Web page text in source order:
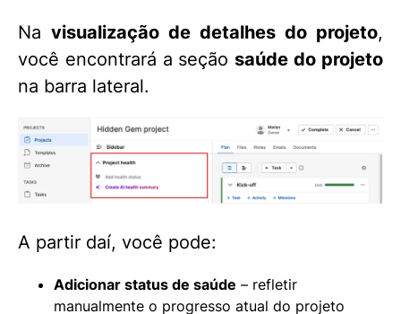
Na visualização de detalhes do projeto,
você encontrará a seçãosaúde do projeto
na barra lateral.
A partir daí, você pode:
Adicionar status de saúde – refletir
manualmente o progresso atual do projeto